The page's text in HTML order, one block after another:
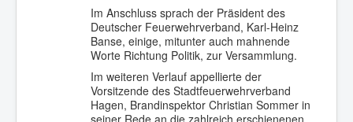
Im Anschluss sprach der Präsident des
Deutscher Feuerwehrverband, Karl-Heinz
Banse, einige, mitunter auch mahnende
Worte Richtung Politik, zur Versammlung.
Im weiteren Verlauf appellierte der
Vorsitzende des Stadtfeuerwehrverband
Hagen, Brandinspektor Christian Sommer in
seiner Rede an die zahlreich erschienenen